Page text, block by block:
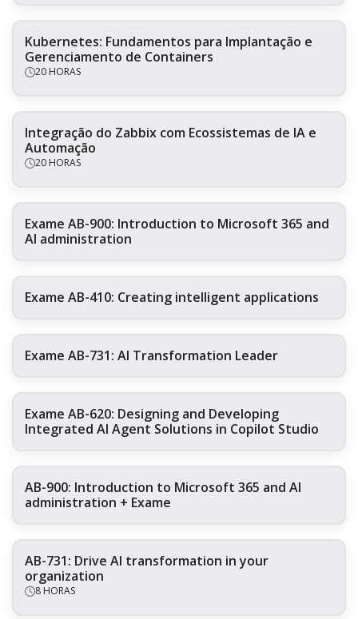
Kubernetes: Fundamentos para Implantação e
Gerenciamento de Containers
20 HORAS
Integração do Zabbix com Ecossistemas de IA e
Automação
20 HORAS
Exame AB-900: Introduction to Microsoft 365 and
AI administration
Exame AB-410: Creating intelligent applications
Exame AB-731: AI Transformation Leader
Exame AB-620: Designing and Developing
Integrated AI Agent Solutions in Copilot Studio
AB-900: Introduction to Microsoft 365 and AI
administration + Exame
AB-731: Drive AI transformation in your
organization
8 HORAS